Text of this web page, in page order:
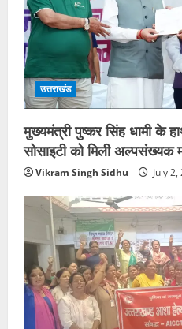
उत्तराखंड
मुख्यमंत्री पुष्कर सिंह धामी के
सोसाइटी को मिली अल्पसंख्यक
Vikram Singh Sidhu July